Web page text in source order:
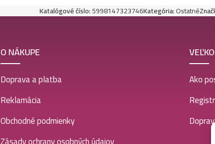
Katalógové číslo:5998147323746Kategória:Ostatné
O NÁKUPE
Doprava a platba
Reklamácia
Obchodné podmienky
Ako